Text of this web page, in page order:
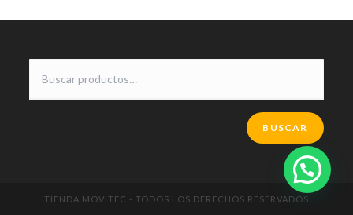
BUSCAR
TIENDA MOVITEC - TODOS LOS DERECHOS RESERVADOS